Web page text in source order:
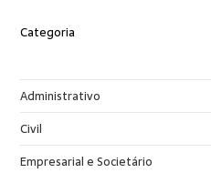
Categoria
Administrativo
Civil
Empresarial e Societário